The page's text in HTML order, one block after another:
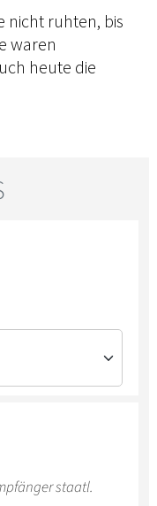
nicht ruhten, bis
waren
heute die